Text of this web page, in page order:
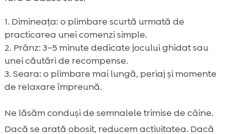
Dimineața: o plimbare scurtă urmată de
practicarea unei comenzi simple.
Prânz: 3–5 minute dedicate jocului ghidat sau
unei căutări de recompense.
Seara: o plimbare mai lungă, periaj și momente
de relaxare împreună.
Ne lăsăm conduși de semnalele trimise de câine.
Dacă se arată obosit, reducem activitatea. Dacă